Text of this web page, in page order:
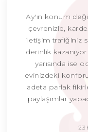
Ay'ın konum
çevrenizle,
iletişim trafiğiniz
derinlik
yarısında ise
evinizdeki
adeta parlak
paylaşımlar
23